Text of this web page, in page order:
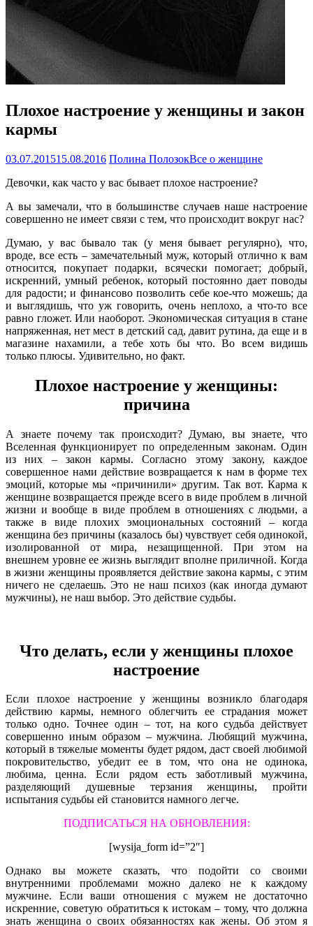
Плохое настроение у женщины и закон
кармы
03.07.201515.08.2016 Полина ПолозокВсе о женщине
Девочки, как часто у вас бывает плохое настроение?
А вы замечали, что в большинстве случаев наше настроение
совершенно не имеет связи с тем, что происходит вокруг нас?
Думаю, у вас бывало так (у меня бывает регулярно), что,
вроде, все есть – замечательный муж, который отлично к вам
относится, покупает подарки, всячески помогает; добрый,
искренний, умный ребенок, который постоянно дает поводы
для радости; и финансово позволить себе кое-что можешь; да
и выглядишь, что уж говорить, очень неплохо, а что-то все
равно гложет. Или наоборот. Экономическая ситуация в стане
напряженная, нет мест в детский сад, давит рутина, да еще и в
магазине нахамили, а тебе хоть бы что. Во всем видишь
только плюсы. Удивительно, но факт.
Плохое настроение у женщины:
причина
А знаете почему так происходит? Думаю, вы знаете, что
Вселенная функционирует по определенным законам. Один
из них – закон кармы. Согласно этому закону, каждое
совершенное нами действие возвращается к нам в форме тех
эмоций, которые мы «причинили» другим. Так вот. Карма к
женщине возвращается прежде всего в виде проблем в личной
жизни и вообще в виде проблем в отношениях с людьми, а
также в виде плохих эмоциональных состояний – когда
женщина без причины (казалось бы) чувствует себя одинокой,
изолированной от мира, незащищенной. При этом на
внешнем уровне ее жизнь выглядит вполне приличной. Когда
в жизни женщины проявляется действие закона кармы, с этим
ничего не сделаешь. Это не наш психоз (как иногда думают
мужчины), не наш выбор. Это действие судьбы.
Что делать, если у женщины плохое
настроение
Если плохое настроение у женщины возникло благодаря
действию кармы, немного облегчить ее страдания может
только одно. Точнее один – тот, на кого судьба действует
совершенно иным образом – мужчина. Любящий мужчина,
который в тяжелые моменты будет рядом, даст своей любимой
покровительство, убедит ее в том, что она не одинока,
любима, ценна. Если рядом есть заботливый мужчина,
разделяющий душевные терзания женщины, пройти
испытания судьбы ей становится намного легче.
ПОДПИСАТЬСЯ НА ОБНОВЛЕНИЯ:
[wysija_form id=”2″]
Однако вы можете сказать, что подойти со своими
внутренними проблемами можно далеко не к каждому
мужчине. Если ваши отношения с мужем не достаточно
искренние, советую обратиться к истокам – тому, что должна
знать женщина о своих обязанностях как жены. Об этом я